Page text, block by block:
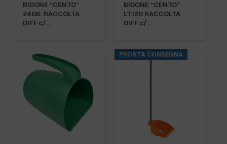
BIDONE “CENTO”
240lt. RACCOLTA
DIFF.c/…
BIDONE “CENTO”
LT.120 RACCOLTA
DIFF.c/…
PRONTA CONSEGNA